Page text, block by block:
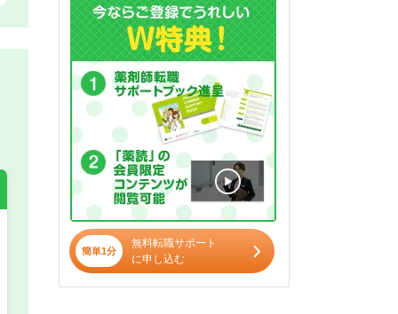
希望の働き方
正社員
簡単1分
無料転職サポート
に申し込む